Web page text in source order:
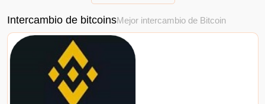
Intercambio de bitcoinsMejor intercambio de Bitcoin